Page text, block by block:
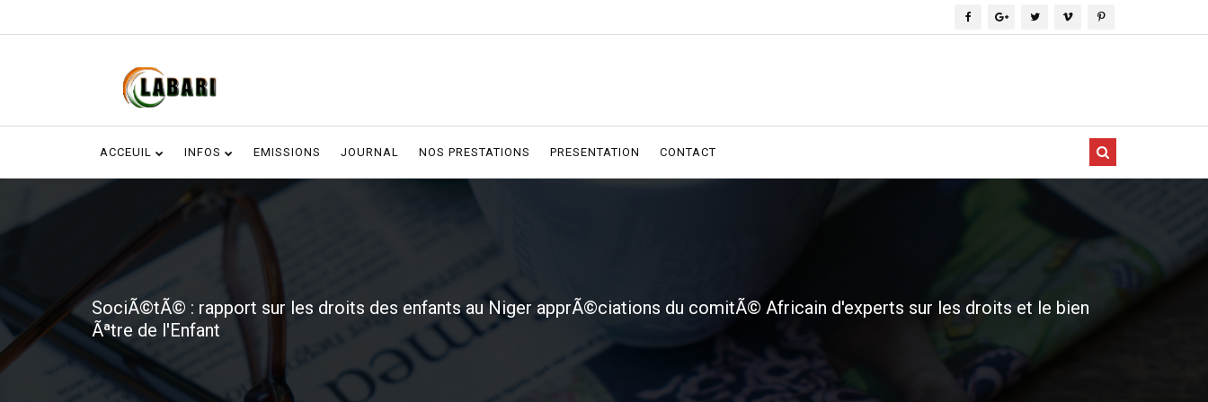
ACCEUIL INFOS EMISSIONS JOURNAL NOS PRESTATIONS PRESENTATION CONTACT
SociÃ©tÃ© : rapport sur les droits des enfants au Niger apprÃ©ciations du comitÃ© Africain d'experts sur les droits et le bien
Ãªtre de l'Enfant